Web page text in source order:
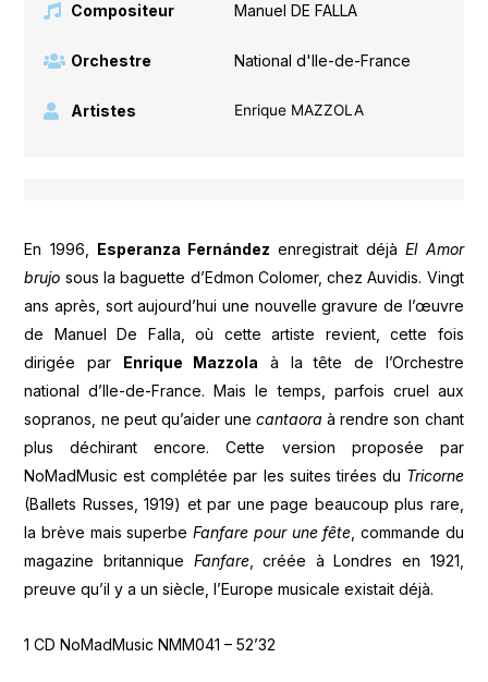
Compositeur Manuel DE FALLA
Orchestre National d'Ile-de-France
Artistes Enrique MAZZOLA
En 1996, Esperanza Fernández enregistrait déjàEl Amor
brujo sous la baguette d’Edmon Colomer, chez Auvidis. Vingt
ans après, sort aujourd’hui une nouvelle gravure de l’œuvre
de Manuel De Falla, où cette artiste revient, cette fois
dirigée par Enrique Mazzola à la tête de l’Orchestre
national d’Ile-de-France. Mais le temps, parfois cruel aux
sopranos, ne peut qu’aider unecantaora à rendre son chant
plus déchirant encore. Cette version proposée par
NoMadMusic est complétée par les suites tirées du Tricorne
(Ballets Russes, 1919) et par une page beaucoup plus rare,
la brève mais superbeFanfare pour une fête , commande du
magazine britannique Fanfare, créée à Londres en 1921,
preuve qu’il y a un siècle, l’Europe musicale existait déjà.
1 CD NoMadMusic NMM041 – 52’32